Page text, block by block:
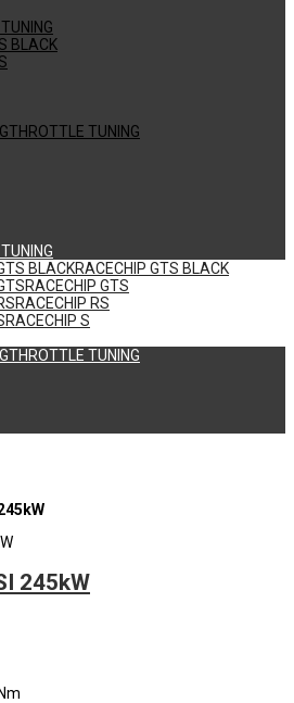
BLACK
THROTTLE TUNING
RACECHIP GTS BLACK
RACECHIP GTS
RACECHIP RS
RACECHIP S
THROTTLE TUNING
245kW